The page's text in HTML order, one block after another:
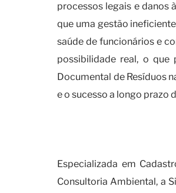
processos legais e danos
que uma gestão
saúde de funcionários e
possibilidade real, o que
Documental de Resíduos
e o sucesso a longo prazo
Especializada em
Consultoria Ambiental, a